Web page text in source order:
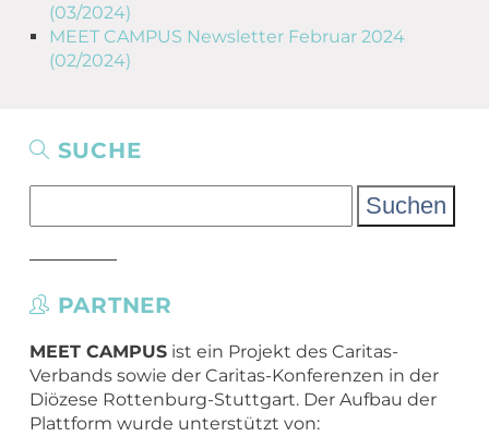
(03/2024)
MEET CAMPUS Newsletter Februar 2024
(02/2024)
SUCHE
PARTNER
MEET CAMPUSist ein Projekt des Caritas-
Verbands sowie der Caritas-Konferenzen in der
Diözese Rottenburg-Stuttgart. Der Aufbau der
Plattform wurde unterstützt von: